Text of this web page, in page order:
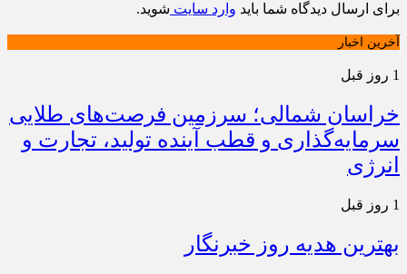
برای ارسال دیدگاه شما باید وارد سایت شوید.
آخرین اخبار
1 روز قبل
خراسان شمالی؛ سرزمین فرصت‌های طلایی
سرمایه‌گذاری و قطب آینده تولید، تجارت و
انرژی
1 روز قبل
بهترین هدیه روز خبرنگار